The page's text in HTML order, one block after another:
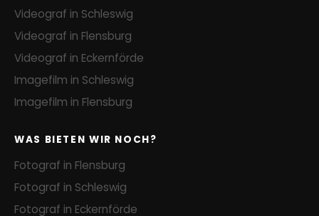
Videograf in Schleswig
Videograf in Flensburg
Videograf in Eckernförde
Imagefilm in Schleswig
Imagefilm in Flensburg
WAS BIETEN WIR NOCH?
Fotograf in Flensburg
Fotograf in Schleswig
Fotograf in Eckernförde